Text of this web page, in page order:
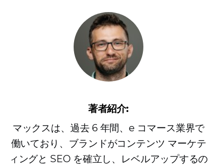
著者紹介:
マックスは、過去 6 年間、e コマース業界で
働いており、ブランドがコンテンツ マーケテ
ィングと SEO を確立し、レベルアップするの